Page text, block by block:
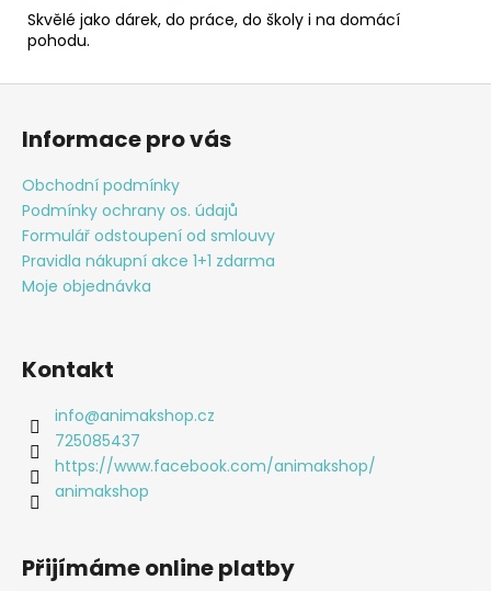
Skvělé jako dárek, do práce, do školy i na domácí
pohodu.
Z
Informace pro vás
Obchodní podmínky
Podmínky ochrany os. údajů
Formulář odstoupení od smlouvy
Pravidla nákupní akce 1+1 zdarma
Moje objednávka
Kontakt
info@animakshop.cz
725085437
https://www.facebook.com/animakshop/
animakshop
Přijímáme online platby